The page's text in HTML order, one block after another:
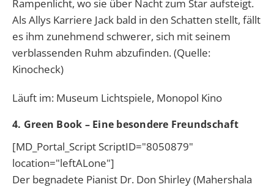
Rampenlicht, wo sie über Nacht zum Star aufsteigt.
Als Allys Karriere Jack bald in den Schatten stellt, fällt
es ihm zunehmend schwerer, sich mit seinem
verblassenden Ruhm abzufinden. (Quelle:
Kinocheck)
Läuft im: Museum Lichtspiele, Monopol Kino
4. Green Book – Eine besondere Freundschaft
[MD_Portal_Script ScriptID="8050879"
location="leftALone"]
Der begnadete Pianist Dr. Don Shirley (Mahershala